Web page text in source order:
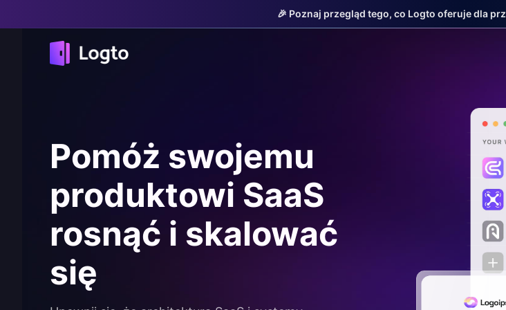
🎉 Poznaj przegląd tego, co Logto oferuje dla
Pomóż swojemu
produktowi SaaS
rosnąć i skalować
się